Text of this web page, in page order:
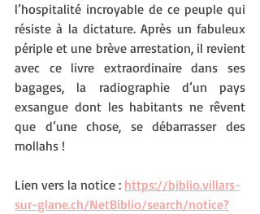
l’hospitalité incroyable de ce peuple qui
résiste à la dictature. Après un fabuleux
périple et une brève arrestation, il revient
avec ce livre extraordinaire dans ses
bagages, la radiographie d’un pays
exsangue dont les habitants ne rêvent
que d’une chose, se débarrasser des
mollahs !
Lien vers la notice : https://biblio.villars-
sur-glane.ch/NetBiblio/search/notice?